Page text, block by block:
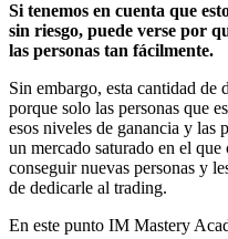
Si tenemos en cuenta que
sin riesgo, puede verse por
las personas tan fácilmente.
Sin embargo, esta cantidad de
porque solo las personas que
esos niveles de ganancia y las
un mercado saturado en el
conseguir nuevas personas y
de dedicarle al trading.
En este punto IM Mastery